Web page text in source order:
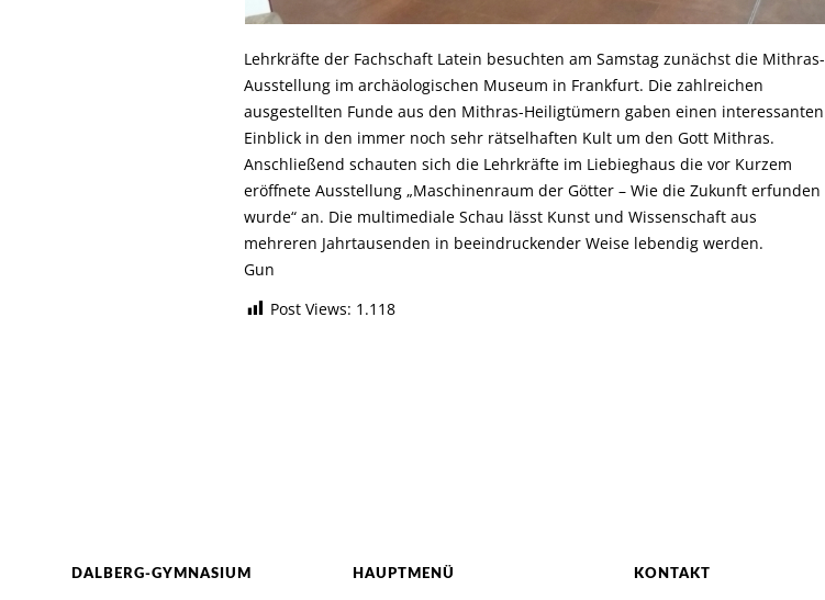
Lehrkräfte der Fachschaft Latein besuchten am Samstag zunächst die Mithras-
Ausstellung im archäologischen Museum in Frankfurt. Die zahlreichen
ausgestellten Funde aus den Mithras-Heiligtümern gaben einen interessanten
Einblick in den immer noch sehr rätselhaften Kult um den Gott Mithras.
Anschließend schauten sich die Lehrkräfte im Liebieghaus die vor Kurzem
eröffnete Ausstellung „Maschinenraum der Götter – Wie die Zukunft erfunden
wurde“ an. Die multimediale Schau lässt Kunst und Wissenschaft aus
mehreren Jahrtausenden in beeindruckender Weise lebendig werden.
Gun
Post Views: 1.118
DALBERG-GYMNASIUM HAUPTMENÜ KONTAKT